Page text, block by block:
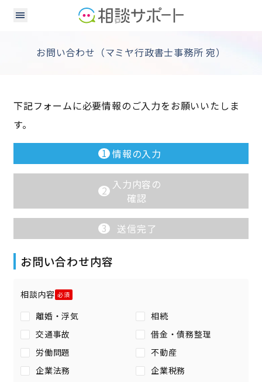
お問い合わせ（マミヤ行政書士事務所 宛）
下記フォームに必要情報のご入力をお願いいたしま
す。
1 情報の入力
2 入力内容の
確認
3 送信完了
お問い合わせ内容
相談内容
離婚・浮気
相続
交通事故
借金・債務整理
労働問題
不動産
企業法務
企業税務